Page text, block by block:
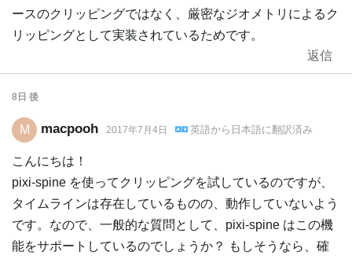
ースのクリッピングではなく、厳密なジオメトリによるク
リッピングとして実装されているためです。
返信
8日 後
M macpooh 2017年7月4日 英語から 日本語に翻訳済み
こんにちは！
pixi-spine を使ってクリッピングを試しているのですが、
タイムラインは存在しているものの、動作していないよう
です。なので、一般的な質問として、pixi-spine はこの機
能をサポートしているのでしょうか？ もしそうなら、確